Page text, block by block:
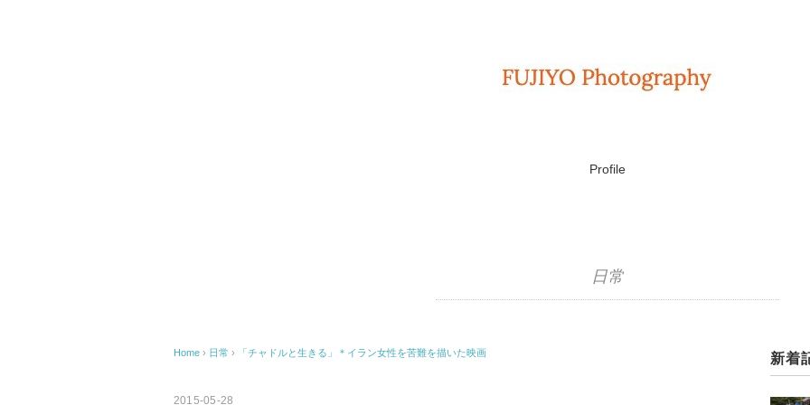
Profile
日常
Home › 日常 › 「チャドルと生きる」＊イラン女性を苦難を描いた映画
2015-05-28
新着